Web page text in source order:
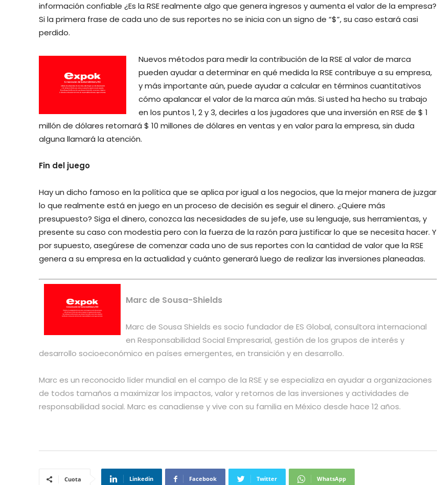
información confiable ¿Es la RSE realmente algo que genera ingresos y aumenta el valor de la empresa?
Si la primera frase de cada uno de sus reportes no se inicia con un signo de “$”, su caso estará casi
perdido.
Nuevos métodos para medir la contribución de la RSE al valor de marca
pueden ayudar a determinar en qué medida la RSE contribuye a su empresa,
y más importante aún, puede ayudar a calcular en términos cuantitativos
cómo apalancar el valor de la marca aún más. Si usted ha hecho su trabajo
en los puntos 1, 2 y 3, decirles a los jugadores que una inversión en RSE de $ 1
millón de dólares retornará $ 10 millones de dólares en ventas y en valor para la empresa, sin duda
alguna llamará la atención.
Fin del juego
Hay un dicho famoso en la política que se aplica por igual a los negocios, que la mejor manera de juzgar
lo que realmente está en juego en un proceso de decisión es seguir el dinero. ¿Quiere más
presupuesto? Siga el dinero, conozca las necesidades de su jefe, use su lenguaje, sus herramientas, y
presente su caso con modestia pero con la fuerza de la razón para justificar lo que se necesita hacer. Y
por supuesto, asegúrese de comenzar cada uno de sus reportes con la cantidad de valor que la RSE
genera a su empresa en la actualidad y cuánto generará luego de realizar las inversiones planeadas.
Marc de Sousa-Shields
Marc de Sousa Shields es socio fundador de ES Global, consultora internacional
en Responsabilidad Social Empresarial, gestión de los grupos de interés y
desarrollo socioeconómico en países emergentes, en transición y en desarrollo.
Marc es un reconocido líder mundial en el campo de la RSE y se especializa en ayudar a organizaciones
de todos tamaños a maximizar los impactos, valor y retornos de las inversiones y actividades de
responsabilidad social. Marc es canadiense y vive con su familia en México desde hace 12 años.
Cuota Linkedin Facebook Twitter WhatsApp